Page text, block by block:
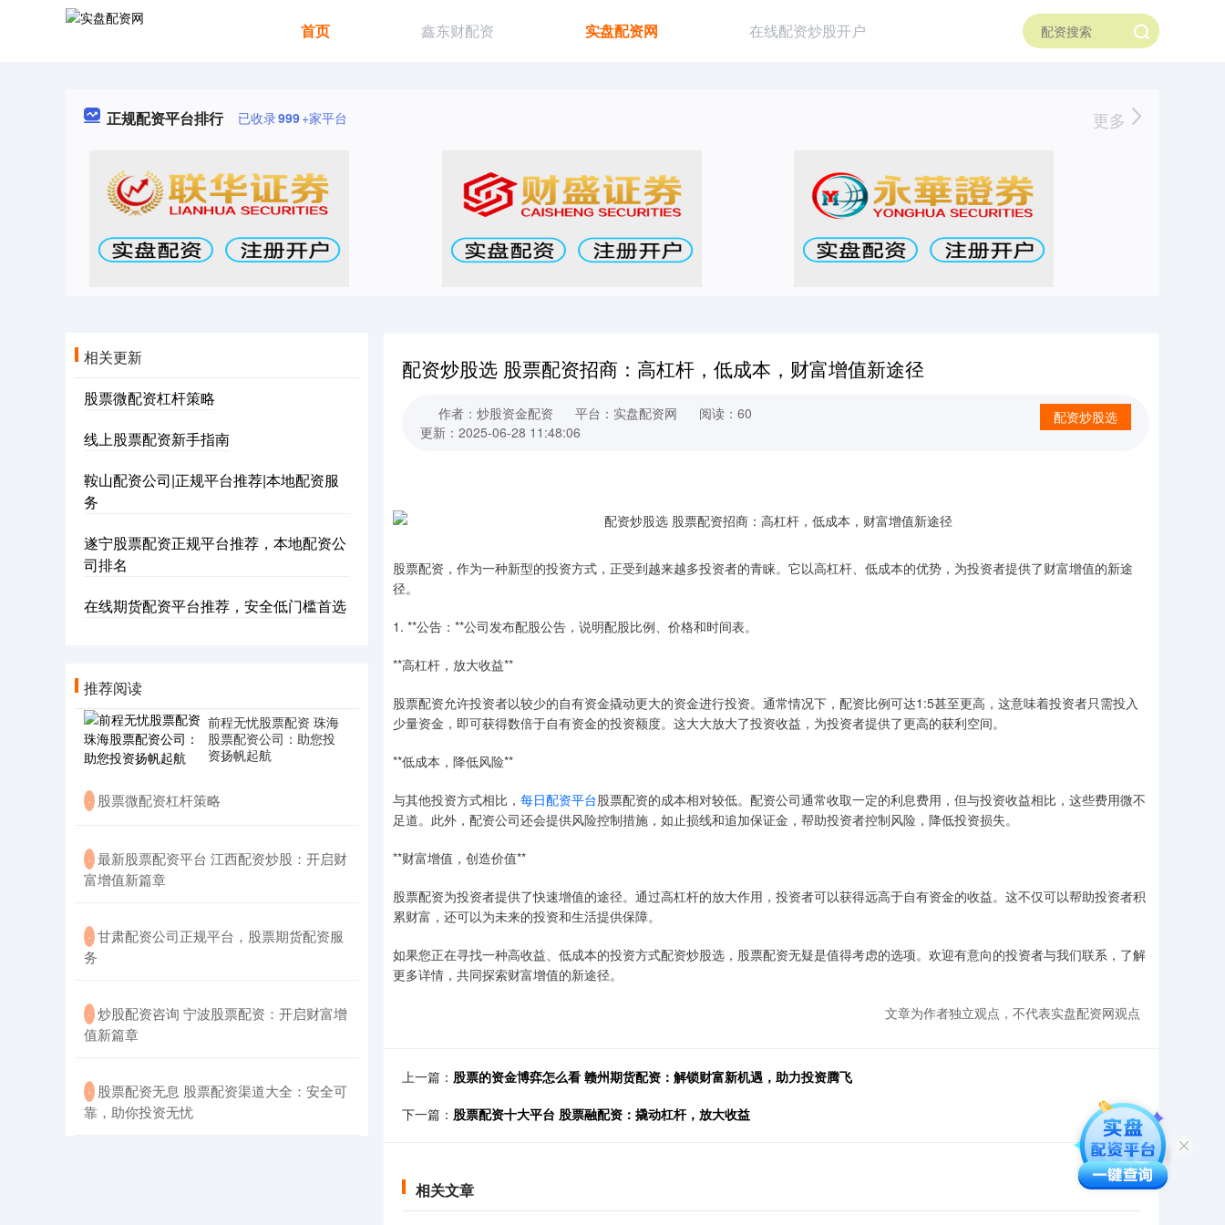
首页 鑫东财配资 实盘配资网 在线配资炒股开户
正规配资平台排行 已收录999+家平台 更多
配资炒股选 股票配资招商：高杠杆，低成本，财富增值新途径
配资炒股选
作者：炒股资金配资 平台：实盘配资网
阅读：60
更新：2025-06-28 11:48:06
股票配资，作为一种新型的投资方式，正受到越来越多投资者的青睐。它以高杠杆、低成本的优势，为投资者提供了财富增值的新途
径。
1. **公告：**公司发布配股公告，说明配股比例、价格和时间表。
**高杠杆，放大收益**
股票配资允许投资者以较少的自有资金撬动更大的资金进行投资。通常情况下，配资比例可达1:5甚至更高，这意味着投资者只需投入
少量资金，即可获得数倍于自有资金的投资额度。这大大放大了投资收益，为投资者提供了更高的获利空间。
**低成本，降低风险**
与其他投资方式相比， 每日配资平台股票配资的成本相对较低。配资公司通常收取一定的利息费用，但与投资收益相比，这些费用微不
足道。此外，配资公司还会提供风险控制措施，如止损线和追加保证金，帮助投资者控制风险，降低投资损失。
**财富增值，创造价值**
股票配资为投资者提供了快速增值的途径。通过高杠杆的放大作用，投资者可以获得远高于自有资金的收益。这不仅可以帮助投资者积
累财富，还可以为未来的投资和生活提供保障。
如果您正在寻找一种高收益、低成本的投资方式配资炒股选，股票配资无疑是值得考虑的选项。欢迎有意向的投资者与我们联系，了解
更多详情，共同探索财富增值的新途径。
文章为作者独立观点，不代表实盘配资网观点
上一篇： 股票的资金博弈怎么看 赣州期货配资：解锁财富新机遇，助力投资腾飞
下一篇： 股票配资十大平台 股票融配资：撬动杠杆，放大收益
相关文章
相关更新
股票微配资杠杆策略
线上股票配资新手指南
鞍山配资公司|正规平台推荐|本地配资服
务
遂宁股票配资正规平台推荐，本地配资公
司排名
在线期货配资平台推荐，安全低门槛首选
推荐阅读
前程无忧股票配资 珠海
股票配资公司：助您投
资扬帆起航
· ​股票微配资杠杆策略
· ​最新股票配资平台 江西配资炒股：开启财
富增值新篇章
· ​甘肃配资公司正规平台，股票期货配资服
务
· ​炒股配资咨询 宁波股票配资：开启财富增
值新篇章
· ​股票配资无息 股票配资渠道大全：安全可
靠，助你投资无忧